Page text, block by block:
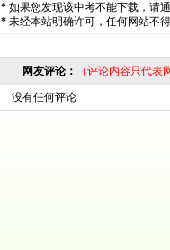
* 如果您发现该中考不能下载，请
* 未经本站明确许可，任何网站不
网友评论： （评论内容只代
没有任何评论